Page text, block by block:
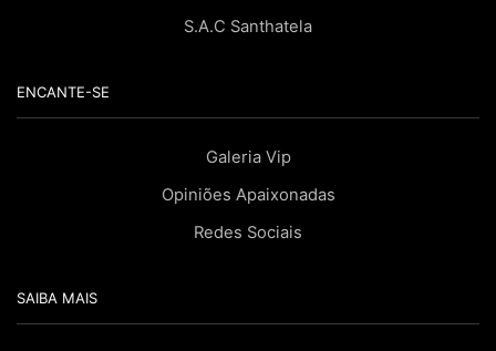
S.A.C Santhatela
ENCANTE-SE
Galeria Vip
Opiniões Apaixonadas
Redes Sociais
SAIBA MAIS